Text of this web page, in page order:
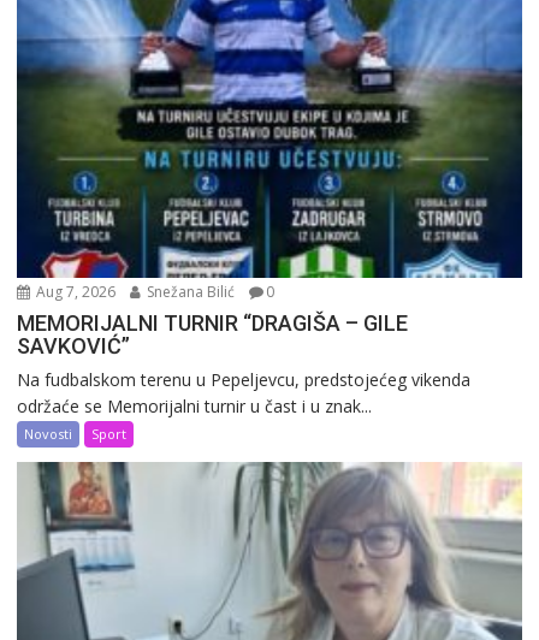
Aug 7, 2026 Snežana Bilić 0
MEMORIJALNI TURNIR “DRAGIŠA – GILE
SAVKOVIĆ”
Na fudbalskom terenu u Pepeljevcu, predstojećeg vikenda
održaće se Memorijalni turnir u čast i u znak...
Novosti Sport